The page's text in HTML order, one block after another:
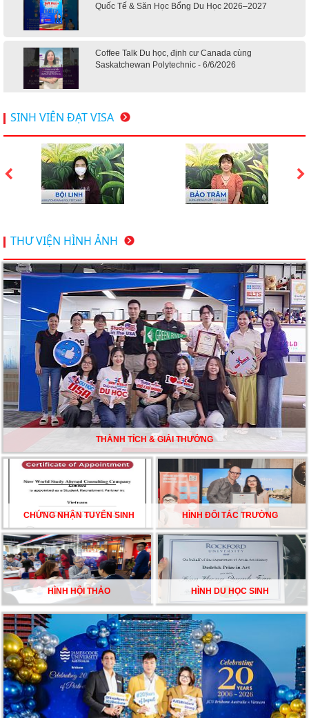
Quốc Tế & Săn Học Bổng Du Học 2026–2027
Coffee Talk Du học, định cư Canada cùng
Saskatchewan Polytechnic - 6/6/2026
Hội thảo du học Mỹ 18.4.2026 - Đại học Mỹ học phí
dưới 20k/ năm
Du học Mỹ 2026 - Lấy bằng cử nhân lúc 20 tuổi cùng
chương trình High School Completion, Washington
bạn khám phá
Du học Mỹ năm 2026: Cơ hội học tập và trải nghiệm tại
nền giáo dục hàng đầu
TƯ VẤN DU HỌC TOÀN DIỆN – BƯỚC ĐỆM VỮNG
CHẮC TỪ NEW WORLD EDUCATION
DU HỌC ÚC DẦN TRỞ THÀNH LỰA CHỌN HÀNG
ĐẦU CỦA DU HỌC SINH NĂM 2026 – VÀ TẤT CẢ
ĐỀU CÓ LÝ DO!!
CHẠM GIẤC MƠ DU HỌC MỸ – BẮT ĐẦU TỪ NGÀY
HỘI GHI DANH & SĂN HỌC BỔNG KỲ SPRING 2026
SINH VIÊN ĐẠT VISA
THƯ VIỆN HÌNH ẢNH
THÀNH TÍCH & GIẢI THƯỞNG
CHỨNG NHẬN TUYỂN SINH HÌNH ĐỐI TÁC TRƯỜNG
HÌNH HỘI THẢO HÌNH DU HỌC SINH